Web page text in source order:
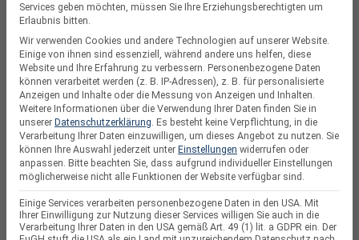
nach:
PV Dachhaken
Services geben möchten, müssen Sie Ihre Erziehungsberechtigten um
Erlaubnis bitten.
Wir verwenden Cookies und andere Technologien auf unserer Website.
Einige von ihnen sind essenziell, während andere uns helfen, diese
Website und Ihre Erfahrung zu verbessern. Personenbezogene Daten
können verarbeitet werden (z. B. IP-Adressen), z. B. für personalisierte
Anzeigen und Inhalte oder die Messung von Anzeigen und Inhalten.
Weitere Informationen über die Verwendung Ihrer Daten finden Sie in
unserer Datenschutzerklärung. Es besteht keine Verpflichtung, in die
Verarbeitung Ihrer Daten einzuwilligen, um dieses Angebot zu nutzen. Sie
können Ihre Auswahl jederzeit unter Einstellungen widerrufen oder
anpassen. Bitte beachten Sie, dass aufgrund individueller Einstellungen
möglicherweise nicht alle Funktionen der Website verfügbar sind.
Einige Services verarbeiten personenbezogene Daten in den USA. Mit
Ihrer Einwilligung zur Nutzung dieser Services willigen Sie auch in die
Verarbeitung Ihrer Daten in den USA gemäß Art. 49 (1) lit. a GDPR ein. Der